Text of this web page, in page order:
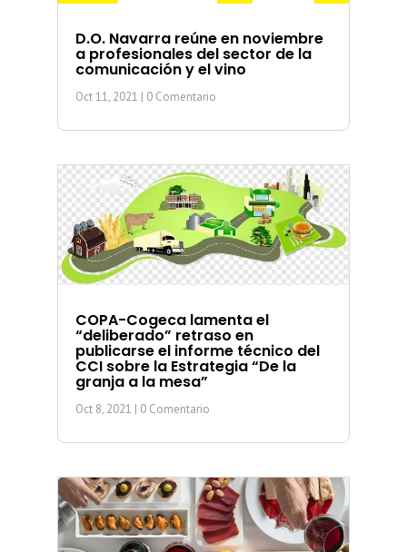
D.O. Navarra reúne en noviembre
a profesionales del sector de la
comunicación y el vino
Oct 11, 2021 | 0 Comentario
COPA-Cogeca lamenta el
“deliberado” retraso en
publicarse el informe técnico del
CCI sobre la Estrategia “De la
granja a la mesa”
Oct 8, 2021 | 0 Comentario